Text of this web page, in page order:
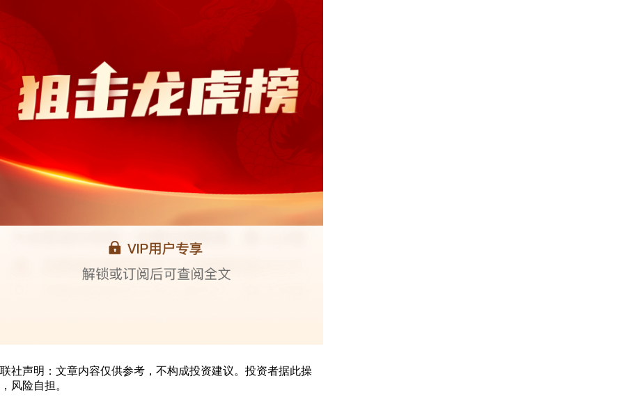
社声明：文章内容仅供参考，不构成投资建议。投资者据此操
风险自担。